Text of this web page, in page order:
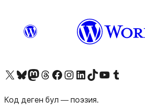
Visit our X (formerly Twitter) account
Visit our Bluesky account
Биздин Mastodon түрмөгүбүзгө баш багыңыз
Visit our Threads account
Биздин Facebook баракчабызга кириңиз
Биздин Instagram баракчабызга баш багыңыз
Биздин LinkedIn баракчабызга баш багыңыз
Visit our TikTok account
Visit our YouTube channel
Visit our Tumblr account
Код деген бул — поэзия.